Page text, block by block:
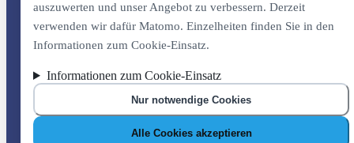
auszuwerten und unser Angebot zu verbessern. Derzeit
verwenden wir dafür Matomo. Einzelheiten finden Sie in den
Informationen zum Cookie-Einsatz.
Informationen zum Cookie-Einsatz
Nur notwendige Cookies
Alle Cookies akzeptieren